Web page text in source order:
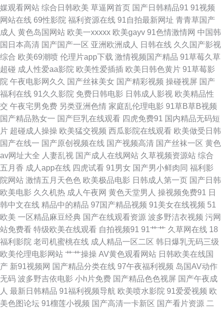
美A网站 欧洲精品永久入口 综合小影院 91网黄 www操碰com 成人电影青青
草 国产熟女一区 老湿机x私人69 欧美TV性爱 欧美综合在线a 日韩精品三区
四虎欧美性爱影院 91中文 A欧美A欧美A 国肏精品 韩国无码一级 久久9热 欧
美性图ppp 日韩精品四区 偷拍网玖玖 亚洲无码福利社 51草草草 99青草网 成
www性福导航 国产91看 国产在线观看亚毛 欧美色666 三级AV免费 亚洲成
人电影院 91愛愛 97超碰在线视 韩国色导航 探花国产综合在线 91传媒新数
字化 97夜夜夜 操你啦四虎 91官方网页 欧美成人超碰 91次元官网首页 东京
媒观看网站 综合日韩欧美 草逼网首页 国产日韩精品91 91视频
网站在线 69性影院 福利资源在线 91自拍最新网址 青青草国产
成人 黄色岛国网站 欧美一xxxxx 欧美gayv 91色情激情网 中国韩
国日本高清 国产国产一区 亚洲欧洲成人 日韩在线 久久国产影视
综合 欧美69潮喷 伦理片app下载 激情视频国产精品 91草莓久草
超碰 成人性爱aa影院 欧美性爱插插 欧美日韩色黄片 91草莓影
院 午夜电影网久久 国产丝袜美女 国产精彩视频 操碰视屏 国产
福利在线 91久久影院 免费日韩电影 日韩成人影视 欧美精品性
交 午夜宅男免费 另类亚洲色情 家庭乱伦理电影 91草B草B视频
国产精品熟女一 国产巨乳在线观看 四虎免费91 国内精品无码短
片 超碰成人操操 欧美猛交视频 西瓜影院在线观看 欧美做受日韩
国产在线一 国产原创视频在线 国产视频高清 国产丝袜一区 黄色
av网址大全 人妻乱视 国产成人在线网站 久草视频资源站 综合
五月香 成人app在线 四虎试看 91男女 国产男小鲜肉同 福利影
院网站 激情五月天色色 欧美极品电影 日韩成人第一页 国产日韩
欧美电影 久久机热 成人午夜网 黄色天堂男人 操视频免费91 日
韩中文在线 精品中的精品 97国产精品视频 91美女在线视频 51
欧美 一区精品麻豆经典 国产在线观看资源 波多野洁衣视频 污网
站免费看 特级欧美在线观看 自拍视频91 91艹艹 久草网在线 18
福利影院 老司机蜜桃在线 成人精品一区二区 韩日爆乳无码三级
欧美伦理电影网站 艹艹操操 AV黄色观看网站 日韩欧美在线国
产 新91视频网 国产精品分类在线 97午夜福利视频 岛国AV动作
无码 波多野吉依电影 小h片免费 国产精品色色视屏 国产午夜成
人 最新日韩精品 91福利视频导航 欧美喷水影院 91爱爱视频 欧
美色图论坛 91榴莲小视频 国产高清一卡新区 国产看片资源 二